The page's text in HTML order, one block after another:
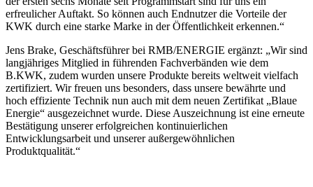
erfreulicher Auftakt. So können auch Endnutzer die Vorteile der
KWK durch eine starke Marke in der Öffentlichkeit erkennen.“
Jens Brake, Geschäftsführer bei RMB/ENERGIE ergänzt: „Wir sind
langjähriges Mitglied in führenden Fachverbänden wie dem
B.KWK, zudem wurden unsere Produkte bereits weltweit vielfach
zertifiziert. Wir freuen uns besonders, dass unsere bewährte und
hoch effiziente Technik nun auch mit dem neuen Zertifikat „Blaue
Energie“ ausgezeichnet wurde. Diese Auszeichnung ist eine erneute
Bestätigung unserer erfolgreichen kontinuierlichen
Entwicklungsarbeit und unserer außergewöhnlichen
Produktqualität.“